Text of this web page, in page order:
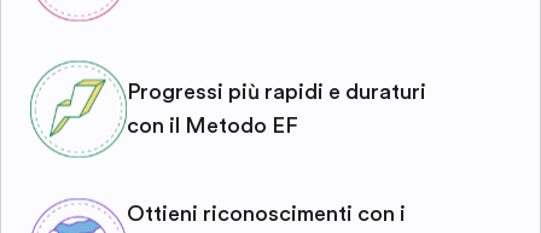
Progressi più rapidi e duraturi
con il Metodo EF
Ottieni riconoscimenti con i